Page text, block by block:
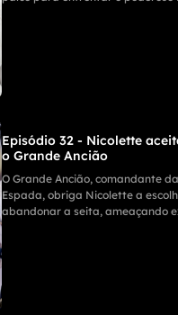
Episódio 32 - Nicolette
o Grande Ancião
O Grande Ancião, comandante
Espada, obriga Nicolette a
abandonar a seita, ameaçando
família e discípulos. Depois de
estabilizadora de alma, ela
adversário, que prepara um